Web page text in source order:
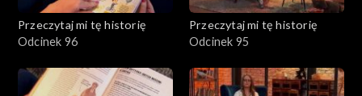
Przeczytaj mi tę historię
Odcinek 96
Przeczytaj mi tę historię
Odcinek 95